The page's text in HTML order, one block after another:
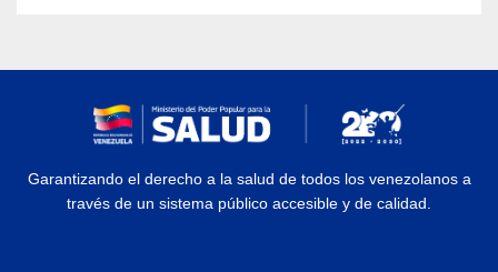
Garantizando el derecho a la salud de todos los venezolanos a
través de un sistema público accesible y de calidad.